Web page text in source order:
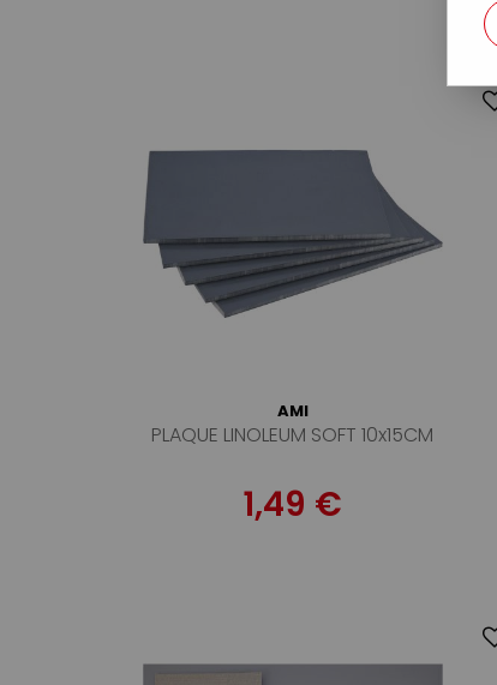
AMI
PLAQUE LINOLEUM SOFT 10x15CM
1,49 €